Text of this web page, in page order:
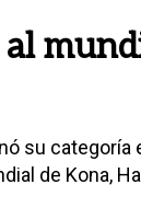
su
de Kona,